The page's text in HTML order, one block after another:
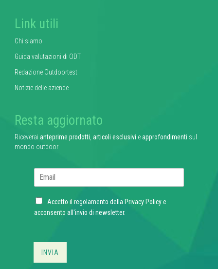
Link utili
Chi siamo
Guida valutazioni di ODT
Redazione Outdoortest
Notizie delle aziende
Resta aggiornato
Riceverai anteprime prodotti articoli esclusivi eapprofondimenti sul
mondo outdoor
l
C
h
Accetto il regolamento della Privacy Policye
acconsento all'invio di newsletter.
INVIA